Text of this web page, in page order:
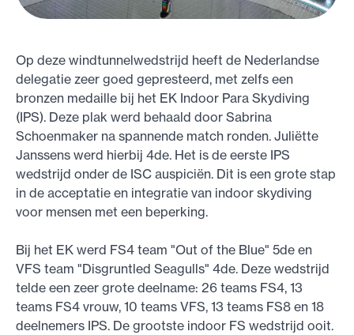
Op deze windtunnelwedstrijd heeft de Nederlandse
delegatie zeer goed gepresteerd, met zelfs een
bronzen medaille bij het EK Indoor Para Skydiving
(IPS). Deze plak werd behaald door Sabrina
Schoenmaker na spannende match ronden. Juliëtte
Janssens werd hierbij 4de. Het is de eerste IPS
wedstrijd onder de ISC auspiciën. Dit is een grote stap
in de acceptatie en integratie van indoor skydiving
voor mensen met een beperking.
Bij het EK werd FS4 team "Out of the Blue" 5de en
VFS team "Disgruntled Seagulls" 4de. Deze wedstrijd
telde een zeer grote deelname: 26 teams FS4, 13
teams FS4 vrouw, 10 teams VFS, 13 teams FS8 en 18
deelnemers IPS. De grootste indoor FS wedstrijd ooit.